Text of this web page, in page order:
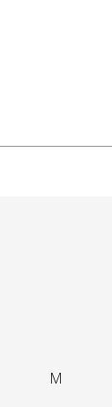
M